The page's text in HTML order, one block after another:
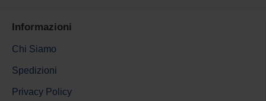
Informazioni
Chi Siamo
Spedizioni
Privacy Policy